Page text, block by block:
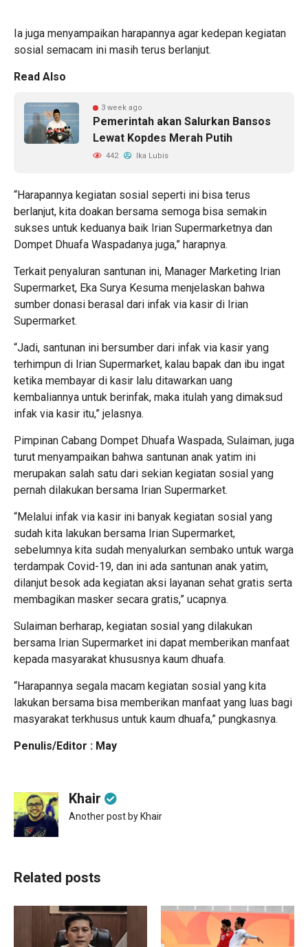
Ia juga menyampaikan harapannya agar kedepan kegiatan
sosial semacam ini masih terus berlanjut.
Read Also
3 week ago
Pemerintah akan Salurkan Bansos
Lewat Kopdes Merah Putih
442 Ika Lubis
“Harapannya kegiatan sosial seperti ini bisa terus
berlanjut, kita doakan bersama semoga bisa semakin
sukses untuk keduanya baik Irian Supermarketnya dan
Dompet Dhuafa Waspadanya juga,” harapnya.
Terkait penyaluran santunan ini, Manager Marketing Irian
Supermarket, Eka Surya Kesuma menjelaskan bahwa
sumber donasi berasal dari infak via kasir di Irian
Supermarket.
“Jadi, santunan ini bersumber dari infak via kasir yang
terhimpun di Irian Supermarket, kalau bapak dan ibu ingat
ketika membayar di kasir lalu ditawarkan uang
kembaliannya untuk berinfak, maka itulah yang dimaksud
infak via kasir itu,” jelasnya.
Pimpinan Cabang Dompet Dhuafa Waspada, Sulaiman, juga
turut menyampaikan bahwa santunan anak yatim ini
merupakan salah satu dari sekian kegiatan sosial yang
pernah dilakukan bersama Irian Supermarket.
“Melalui infak via kasir ini banyak kegiatan sosial yang
sudah kita lakukan bersama Irian Supermarket,
sebelumnya kita sudah menyalurkan sembako untuk warga
terdampak Covid-19, dan ini ada santunan anak yatim,
dilanjut besok ada kegiatan aksi layanan sehat gratis serta
membagikan masker secara gratis,” ucapnya.
Sulaiman berharap, kegiatan sosial yang dilakukan
bersama Irian Supermarket ini dapat memberikan manfaat
kepada masyarakat khususnya kaum dhuafa.
“Harapannya segala macam kegiatan sosial yang kita
lakukan bersama bisa memberikan manfaat yang luas bagi
masyarakat terkhusus untuk kaum dhuafa,” pungkasnya.
Penulis/Editor : May
Khair
Another post by Khair
Related posts